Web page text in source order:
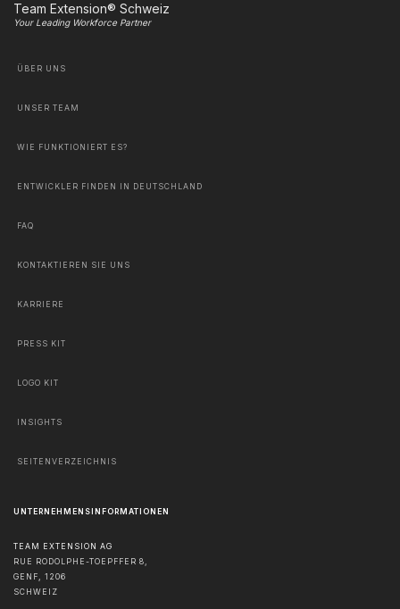
Team Extension® Schweiz
Your Leading Workforce Partner
ÜBER UNS
UNSER TEAM
WIE FUNKTIONIERT ES?
ENTWICKLER FINDEN IN DEUTSCHLAND
FAQ
KONTAKTIEREN SIE UNS
KARRIERE
PRESS KIT
LOGO KIT
INSIGHTS
SEITENVERZEICHNIS
UNTERNEHMENSINFORMATIONEN
TEAM EXTENSION AG
RUE RODOLPHE-TOEPFFER 8,
GENF, 1206
SCHWEIZ